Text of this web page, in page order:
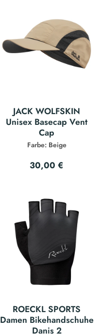
JACK WOLFSKIN
Unisex Basecap Vent
Cap
Farbe: Beige
30,00 €
ROECKL SPORTS
Damen Bikehandschuhe
Danis 2